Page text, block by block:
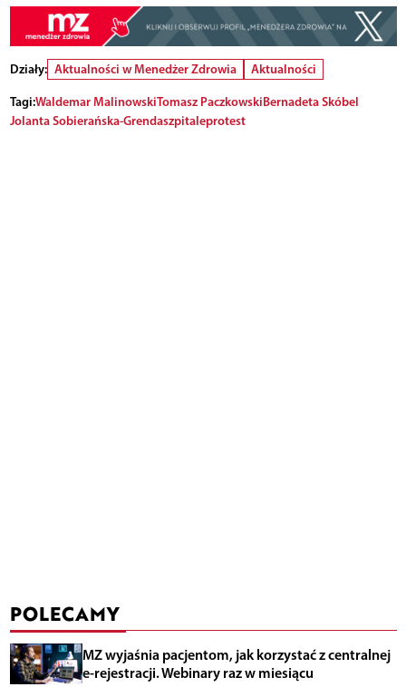
Działy: Aktualności w Menedżer Zdrowia
Aktualności
Tagi:Waldemar MalinowskiTomasz PaczkowskiBernadeta Skóbel
Jolanta Sobierańska-Grendaszpitaleprotest
POLECAMY
MZ wyjaśnia pacjentom, jak korzystać z centralnej
e-rejestracji. Webinary raz w miesiącu